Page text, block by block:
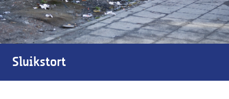
Sluikstort